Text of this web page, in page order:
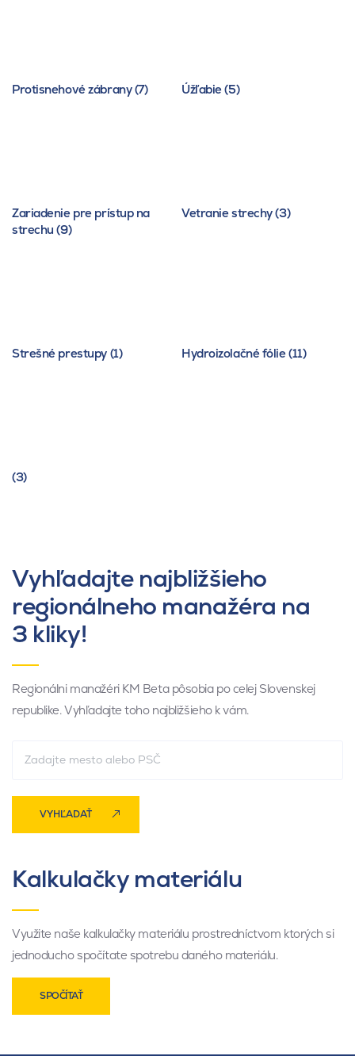
Protisnehové zábrany (7) Úžľabie (5)
Zariadenie pre prístup na
strechu (9)
Vetranie strechy (3)
Strešné prestupy (1) Hydroizolačné fólie (11)
(3)
Vyhľadajte najbližšieho
regionálneho manažéra na
3 kliky!
Regionálni manažéri KM Beta pôsobia po celej Slovenskej
republike. Vyhľadajte toho najbližšieho k vám.
VYHĽADAŤ
Kalkulačky materiálu
Využite naše kalkulačky materiálu prostredníctvom ktorých si
jednoducho spočítate spotrebu daného materiálu.
SPOČÍTAŤ